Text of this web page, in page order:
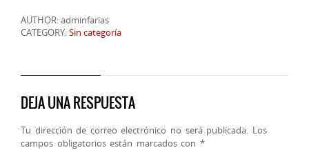
AUTHOR: adminfarias
CATEGORY:Sin categoría
DEJA UNA RESPUESTA
Tu dirección de correo electrónico no será publicada. Los
campos obligatorios están marcados con *